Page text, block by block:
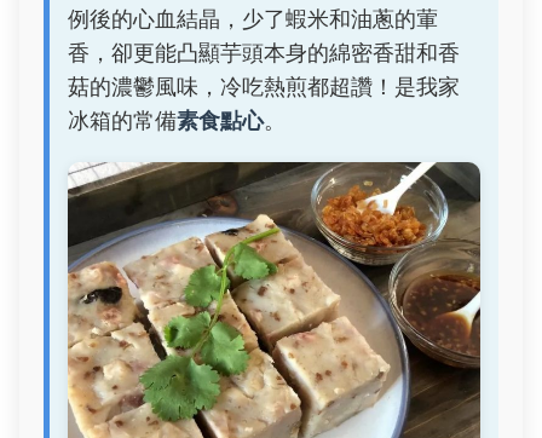
例後的心血結晶，少了蝦米和油蔥的葷
香，卻更能凸顯芋頭本身的綿密香甜和香
菇的濃鬱風味，冷吃熱煎都超讚！是我家
冰箱的常備素食點心。